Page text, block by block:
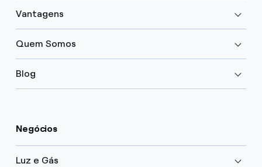
Vantagens
Quem Somos
Blog
Negócios
Luz e Gás